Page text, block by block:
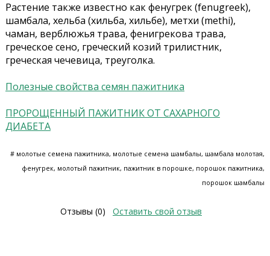
Растение также известно как фенугрек (fenugreek),
шамбала, хельба (хильба, хильбе), метхи (methi),
чаман, верблюжья трава, фенигрекова трава,
греческое сено, греческий козий трилистник,
греческая чечевица, треуголка.
Полезные свойства семян пажитника
ПРОРОЩЕННЫЙ ПАЖИТНИК ОТ САХАРНОГО
ДИАБЕТА
# молотые семена пажитника, молотые семена шамбалы, шамбала молотая,
фенугрек, молотый пажитник, пажитник в порошке, порошок пажитника,
порошок шамбалы
Отзывы (0) Оставить свой отзыв